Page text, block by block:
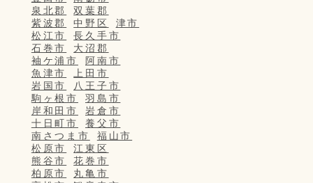
泉北郡
双葉郡
紫波郡
中野区
津市
松江市
長久手市
石巻市
大沼郡
袖ケ浦市
阿南市
魚津市
上田市
岩国市
八王子市
駒ヶ根市
羽島市
岸和田市
岩倉市
十日町市
養父市
南さつま市
福山市
松原市
江東区
熊谷市
花巻市
柏原市
丸亀市